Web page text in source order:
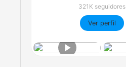
321K seguidores
Ver perfil